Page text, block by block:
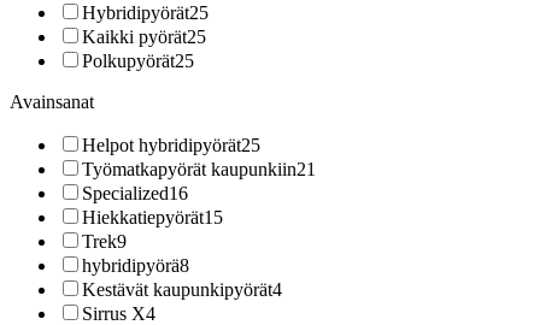
Hybridipyörät25
Kaikki pyörät25
Polkupyörät25
Avainsanat
Helpot hybridipyörät25
Työmatkapyörät kaupunkiin21
Specialized16
Hiekkatiepyörät15
Trek9
hybridipyörä8
Kestävät kaupunkipyörät4
Sirrus X4